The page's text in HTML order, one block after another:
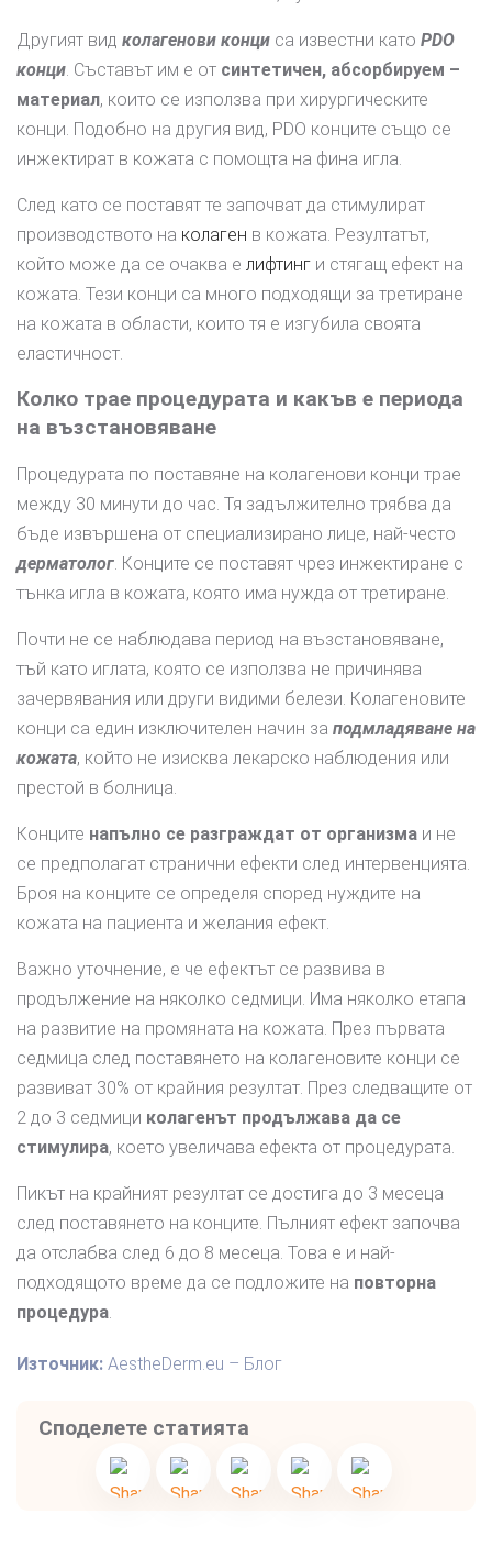
Другият вид колагенови конци са известни като PDO
конци. Съставът им е от синтетичен, абсорбируем –
материал, които се използва при хирургическите
конци. Подобно на другия вид, PDO конците също се
инжектират в кожата с помощта на фина игла.
След като се поставят те започват да стимулират
производството на колаген в кожата. Резултатът,
който може да се очаква е лифтинг и стягащ ефект на
кожата. Тези конци са много подходящи за третиране
на кожата в области, които тя е изгубила своята
еластичност.
Колко трае процедурата и какъв е периода
на възстановяване
Процедурата по поставяне на колагенови конци трае
между 30 минути до час. Тя задължително трябва да
бъде извършена от специализирано лице, най-често
дерматолог. Конците се поставят чрез инжектиране с
тънка игла в кожата, която има нужда от третиране.
Почти не се наблюдава период на възстановяване,
тъй като иглата, която се използва не причинява
зачервявания или други видими белези. Колагеновите
конци са един изключителен начин за подмладяване на
кожата, който не изисква лекарско наблюдения или
престой в болница.
Конците напълно се разграждат от организма и не
се предполагат странични ефекти след интервенцията.
Броя на конците се определя според нуждите на
кожата на пациента и желания ефект.
Важно уточнение, е че ефектът се развива в
продължение на няколко седмици. Има няколко етапа
на развитие на промяната на кожата. През първата
седмица след поставянето на колагеновите конци се
развиват 30% от крайния резултат. През следващите от
2 до 3 седмици колагенът продължава да се
стимулира, което увеличава ефекта от процедурата.
Пикът на крайният резултат се достига до 3 месеца
след поставянето на конците. Пълният ефект започва
да отслабва след 6 до 8 месеца. Това е и най-
подходящото време да се подложите на повторна
процедура.
Източник: AestheDerm.eu – Блог
Споделете статията